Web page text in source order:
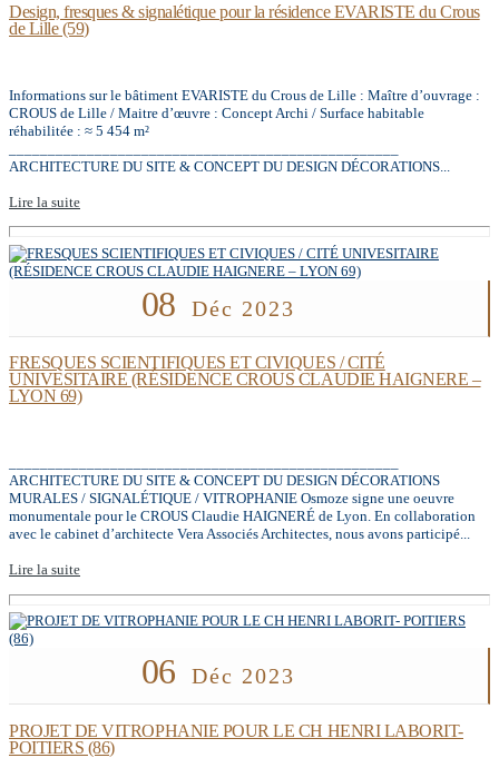
Design, fresques & signalétique pour la résidence EVARISTE du Crous
de Lille (59)
Informations sur le bâtiment EVARISTE du Crous de Lille : Maître d’ouvrage :
CROUS de Lille / Maitre d’œuvre : Concept Archi / Surface habitable
réhabilitée : ≈ 5 454 m²
ARCHITECTURE DU SITE & CONCEPT DU DESIGN DÉCORATIONS...
Lire la suite
08 Déc 2023
FRESQUES SCIENTIFIQUES ET CIVIQUES / CITÉ
UNIVESITAIRE (RÉSIDENCE CROUS CLAUDIE HAIGNERE –
LYON 69)
ARCHITECTURE DU SITE & CONCEPT DU DESIGN DÉCORATIONS
MURALES / SIGNALÉTIQUE / VITROPHANIE Osmoze signe une oeuvre
monumentale pour le CROUS Claudie HAIGNERÉ de Lyon. En collaboration
avec le cabinet d’architecte Vera Associés Architectes, nous avons participé...
Lire la suite
06 Déc 2023
PROJET DE VITROPHANIE POUR LE CH HENRI LABORIT-
POITIERS (86)